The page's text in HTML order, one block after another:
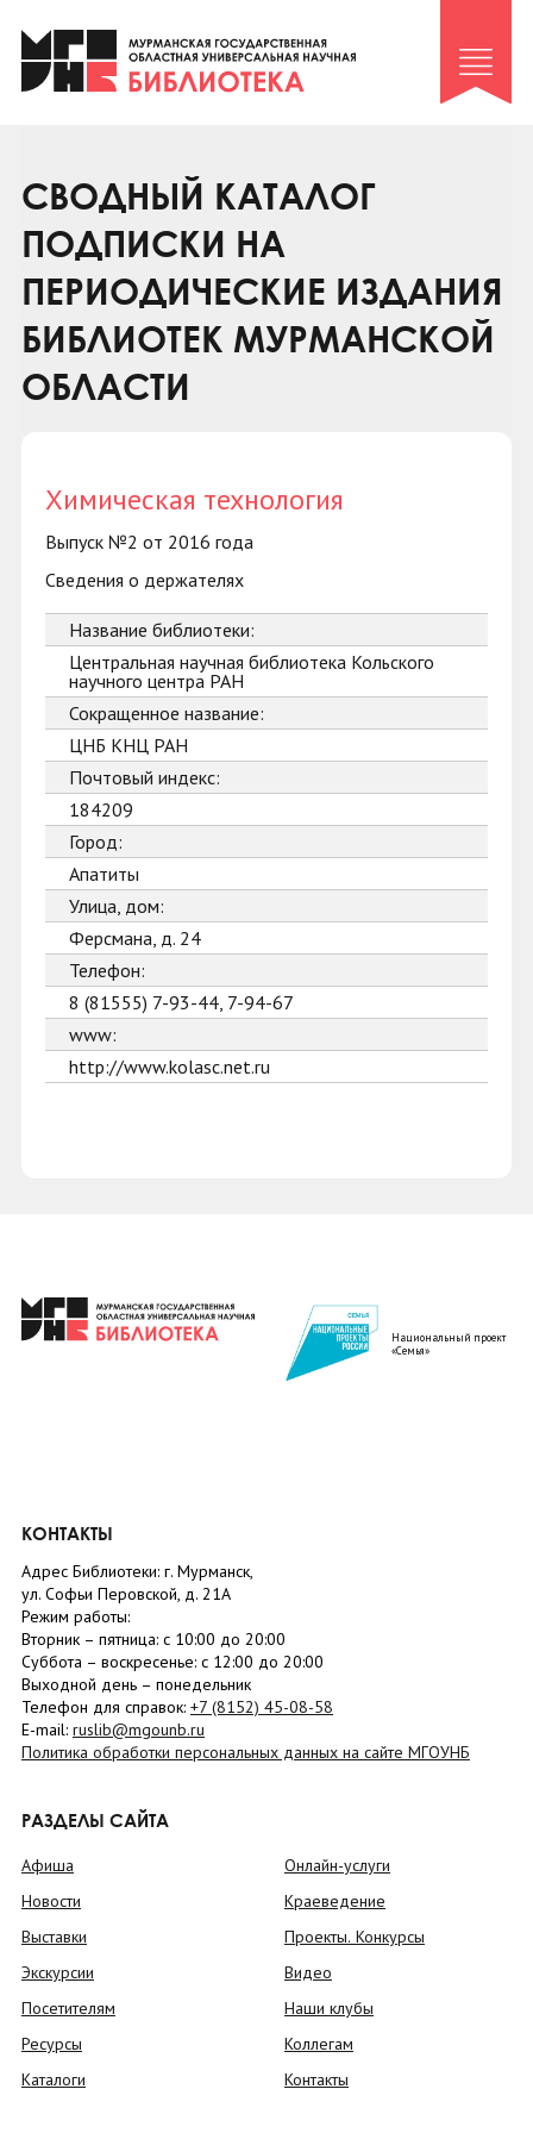
Клуб «Гиря и сельдерей»
Клуб «Семейный архив»
Коллегам
Контакты
СВОДНЫЙ КАТАЛОГ
ПОДПИСКИ НА
ПЕРИОДИЧЕСКИЕ ИЗДАНИЯ
БИБЛИОТЕК МУРМАНСКОЙ
ОБЛАСТИ
Химическая технология
Выпуск №2 от 2016 года
Сведения о держателях
Название библиотеки:
Центральная научная библиотека Кольского
научного центра РАН
Сокращенное название:
ЦНБ КНЦ РАН
Почтовый индекс:
184209
Город:
Апатиты
Улица, дом:
Ферсмана, д. 24
Телефон:
8 (81555) 7-93-44, 7-94-67
www:
http://www.kolasc.net.ru
Национальный проект
«Семья»
КОНТАКТЫ
Адрес Библиотеки: г. Мурманск,
ул. Софьи Перовской, д. 21А
Режим работы:
Вторник – пятница: с 10:00 до 20:00
Суббота – воскресенье: c 12:00 до 20:00
Выходной день – понедельник
Телефон для справок: +7 (8152) 45-08-58
E-mail: ruslib@mgounb.ru
Политика обработки персональных данных на сайте МГОУНБ
РАЗДЕЛЫ САЙТА
Афиша
Новости
Выставки
Экскурсии
Посетителям
Ресурсы
Каталоги
Онлайн-услуги
Краеведение
Проекты. Конкурсы
Видео
Наши клубы
Коллегам
Контакты